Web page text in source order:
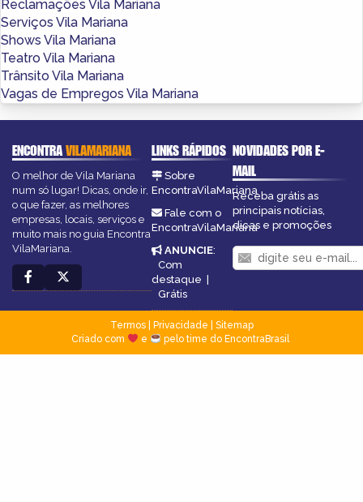
Reclamações Vila Mariana
Serviços Vila Mariana
Shows Vila Mariana
Teatro Vila Mariana
Trânsito Vila Mariana
Vagas de Empregos Vila Mariana
ENCONTRAVILAMARIANA
O melhor de Vila Mariana
num só lugar! Dicas, onde ir,
o que fazer, as melhores
empresas, locais, serviços e
muito mais no guia Encontra
VilaMariana.
LINKS RÁPIDOS
Sobre
EncontraVilaMariana
Fale com o
EncontraVilaMariana
ANUNCIE:
Com
destaque
Grátis
NOVIDADES POR E-
MAIL
Receba grátis as
principais notícias,
dicas e promoções
Termos| Privacidade
Sitemap
Criado com
e pelo time do EncontraBrasil